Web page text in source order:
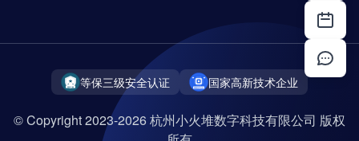
等保三级安全认证 国家高新技术企业
© Copyright 2023-2026 杭州小火堆数字科技有限公司 版权